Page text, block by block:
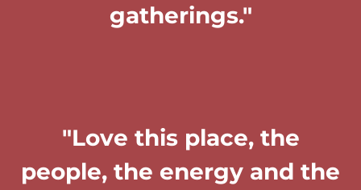
gatherings."
"Love this place, the
people, the energy and the